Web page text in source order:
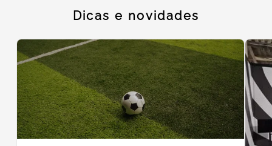
Dicas e novidades